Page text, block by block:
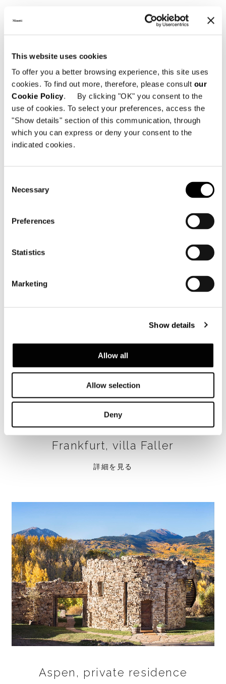
This website uses cookies
To offer you a better browsing experience, this site uses
cookies. To find out more, therefore, please consult our
Cookie Policy. By clicking "OK" you consent to the
use of cookies. To select your preferences, access the
"Show details" section of this communication, through
which you can express or deny your consent to the
indicated cookies.
Selection
Necessary
Preferences
Statistics
Marketing
Show details
Allow all
Allow selection
Deny
Valencia, house among the pines
Frankfurt, villa Faller
詳細を見る
Aspen, private residence